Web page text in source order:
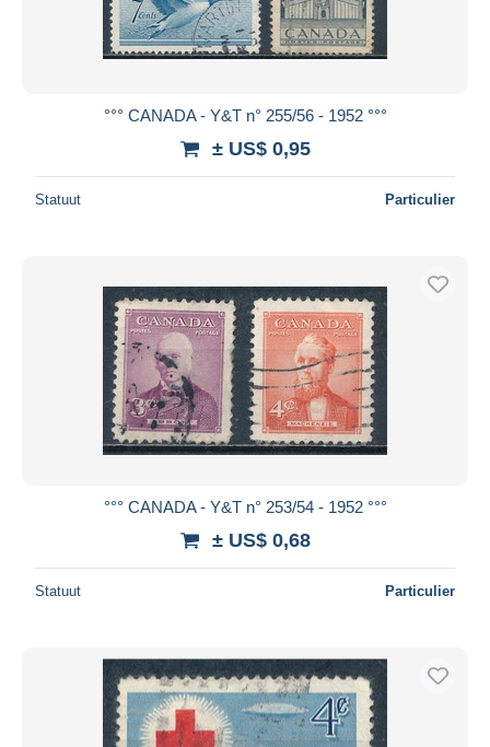
°°° CANADA - Y&T n° 255/56 - 1952 °°°
± US$ 0,95
Statuut Particulier
°°° CANADA - Y&T n° 253/54 - 1952 °°°
± US$ 0,68
Statuut Particulier